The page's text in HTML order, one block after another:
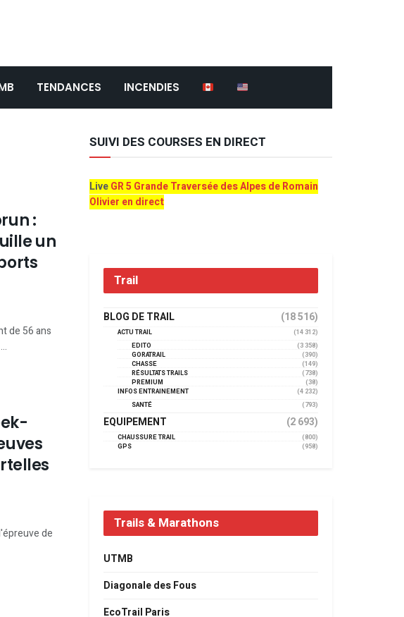
TENDANCES INCENDIES
:
un
de 56 ans
de
SUIVI DES COURSES EN DIRECT
LiveGR 5 Grande Traversée des Alpes de Romain
Olivier en direct
Trail
BLOG DE TRAIL (18 516)
ACTU TRAIL
(14 312)
EDITO
(3 358)
GORATRAIL
(390)
CHASSE
(149)
RÉSULTATS TRAILS
(738)
PREMIUM
(38)
INFOS ENTRAINEMENT
(4 232)
SANTÉ
(793)
EQUIPEMENT (2 693)
CHAUSSURE TRAIL
(800)
GPS
(958)
Trails & Marathons
UTMB
Diagonale des Fous
EcoTrail Paris